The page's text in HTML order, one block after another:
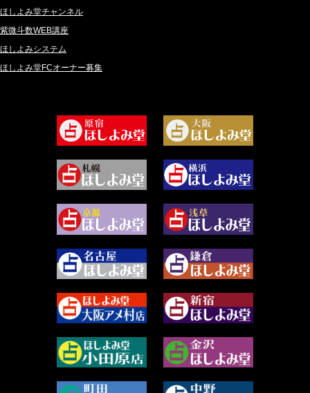
綺咲みゆき (22)
比呂 酒井 (59)
ロザリン (157)
坂宮 鈴果 (82)
尾羽奈美海 (95)
藻那ムール (2)
白丸モカ (180)
水浅葱 旬時 (150)
阿佐霧 峰麿 (37)
源 彩乃 (65)
美月マーシャ (211)
芽百マミム (737)
真巳華 - Mamika - (267)
プラタ 真寿 (164)
紅月Luru (4)
2024年11月 (38)
2024年10月 (36)
2024年9月 (39)
2024年8月 (45)
2024年5月 (92)
2024年3月 (49)
2024年2月 (40)
2024年1月 (63)
2023年12月 (86)
2023年11月 (67)
2023年10月 (36)
2023年9月 (37)
2023年8月 (46)
2023年7月 (59)
2023年6月 (73)
2023年5月 (67)
ほしよみ堂チャンネル
紫微斗数WEB講座
ほしよみシステム
ほしよみ堂FCオーナー募集